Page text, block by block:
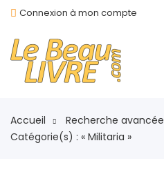
Connexion à mon compte
Accueil
Recherche avancée
Catégorie(s) : « Militaria »